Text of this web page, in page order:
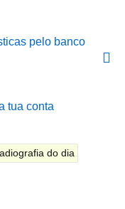
pelo banco
tua conta
do dia